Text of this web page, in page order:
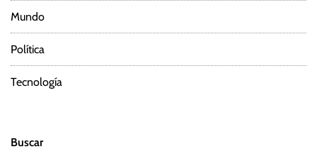
Mundo
Política
Tecnología
Buscar